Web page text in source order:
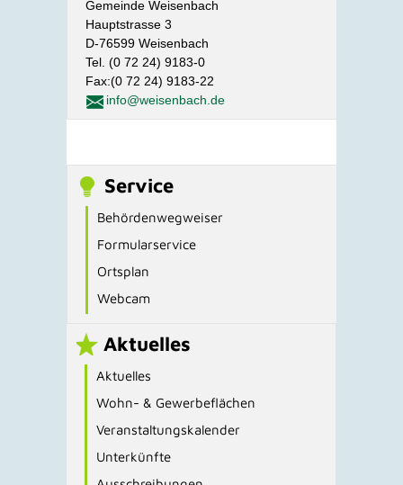
Gemeinde Weisenbach
Hauptstrasse 3
D-76599 Weisenbach
Tel. (0 72 24) 9183-0
Fax:(0 72 24) 9183-22
info@weisenbach.de
Service
Behördenwegweiser
Formularservice
Ortsplan
Webcam
Aktuelles
Aktuelles
Wohn- & Gewerbeflächen
Veranstaltungskalender
Unterkünfte